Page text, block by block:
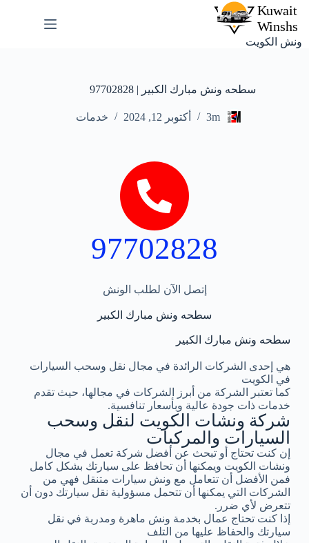
ونش الكويت
سطحه ونش مبارك الكبير | 97702828
3m أكتوبر 12, 2024 خدمات
97702828
إتصل الآن لطلب الونش
سطحه ونش مبارك الكبير
سطحه ونش مبارك الكبير
هي إحدى الشركات الرائدة في مجال نقل وسحب السيارات
في الكويت
كما تعتبر الشركة من أبرز الشركات في مجالها، حيث تقدم
خدمات ذات جودة عالية وبأسعار تنافسية.
شركة ونشات الكويت لنقل وسحب
السيارات والمركبات
إن كنت تحتاج أو تبحث عن أفضل شركة تعمل في مجال
ونشات الكويت ويمكنها أن تحافظ على سيارتك بشكل كامل
فمن الأفضل أن تتعامل مع ونش سيارات متنقل فهي من
الشركات التي يمكنها أن تتحمل مسؤولية نقل سيارتك دون أن
تتعرض لأي ضرر.
إذا كنت تحتاج عمال بخدمة ونش ماهرة ومدربة في نقل
سيارتك والحفاظ عليها من التلف